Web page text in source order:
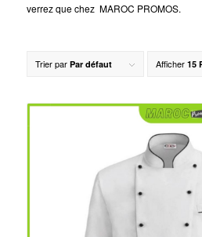
verrez que chez MAROC PROMOS.
Trier par Par défaut Afficher 15